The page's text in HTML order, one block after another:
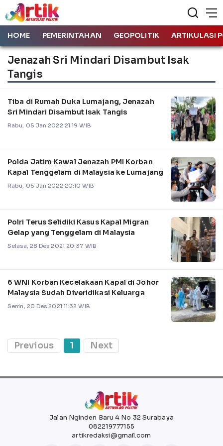
HOME PEMERINTAHAN GEOPOLITIK ARTIKULASI
Jenazah Sri Mindari Disambut Isak
Tangis
Tiba di Rumah Duka Lumajang, Jenazah
Sri Mindari Disambut Isak Tangis
Rabu, 05 Jan 2022 21:19 WIB
Polda Jatim Kawal Jenazah PMI Korban
Kapal Tenggelam di Malaysia ke Lumajang
Rabu, 05 Jan 2022 20:10 WIB
Polri Terus Selidiki Kasus Kapal Migran
Gelap yang Tenggelam di Malaysia
Selasa, 28 Des 2021 20:37 WIB
6 WNI Korban Kecelakaan Kapal di Johor
Malaysia Sudah Diveridikasi Keluarga
Senin, 20 Des 2021 11:32 WIB
Previous 1 Next
Jalan Nginden Baru 4 No 32 Surabaya
082219777155
artikredaksi@gmail.com